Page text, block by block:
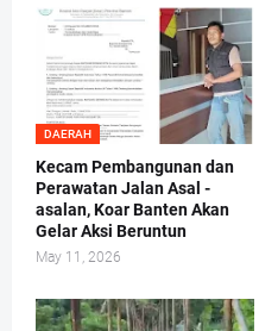
DAERAH
Kecam Pembangunan dan
Perawatan Jalan Asal -
asalan, Koar Banten Akan
Gelar Aksi Beruntun
May 11, 2026